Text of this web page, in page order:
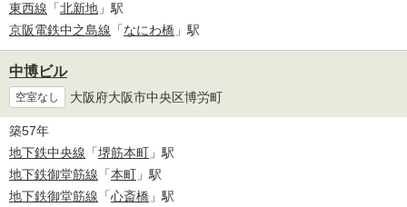
東西線 「北新地 」駅
京阪電鉄中之島線 「なにわ橋 」駅
中博ビル
空室なし 大阪府大阪市中央区博労町
築57年
地下鉄中央線 「堺筋本町 」駅
地下鉄御堂筋線 「本町 」駅
地下鉄御堂筋線 「心斎橋 」駅